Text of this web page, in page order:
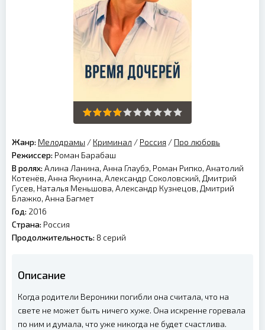
Жанр: Мелодрамы / Криминал / Россия / Про любовь
Режиссер: Роман Барабаш
В ролях: Алина Ланина, Анна Глаубэ, Роман Рипко, Анатолий
Котенёв, Анна Якунина, Александр Соколовский, Дмитрий
Гусев, Наталья Меньшова, Александр Кузнецов, Дмитрий
Блажко, Анна Багмет
Год: 2016
Страна: Россия
Продолжительность: 8 серий
Описание
Когда родители Вероники погибли она считала, что на
свете не может быть ничего хуже. Она искренне горевала
по ним и думала, что уже никогда не будет счастлива.